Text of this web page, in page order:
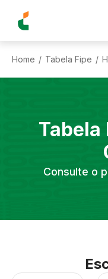
Home / Tabela Fipe /
Tabela
Consulte o